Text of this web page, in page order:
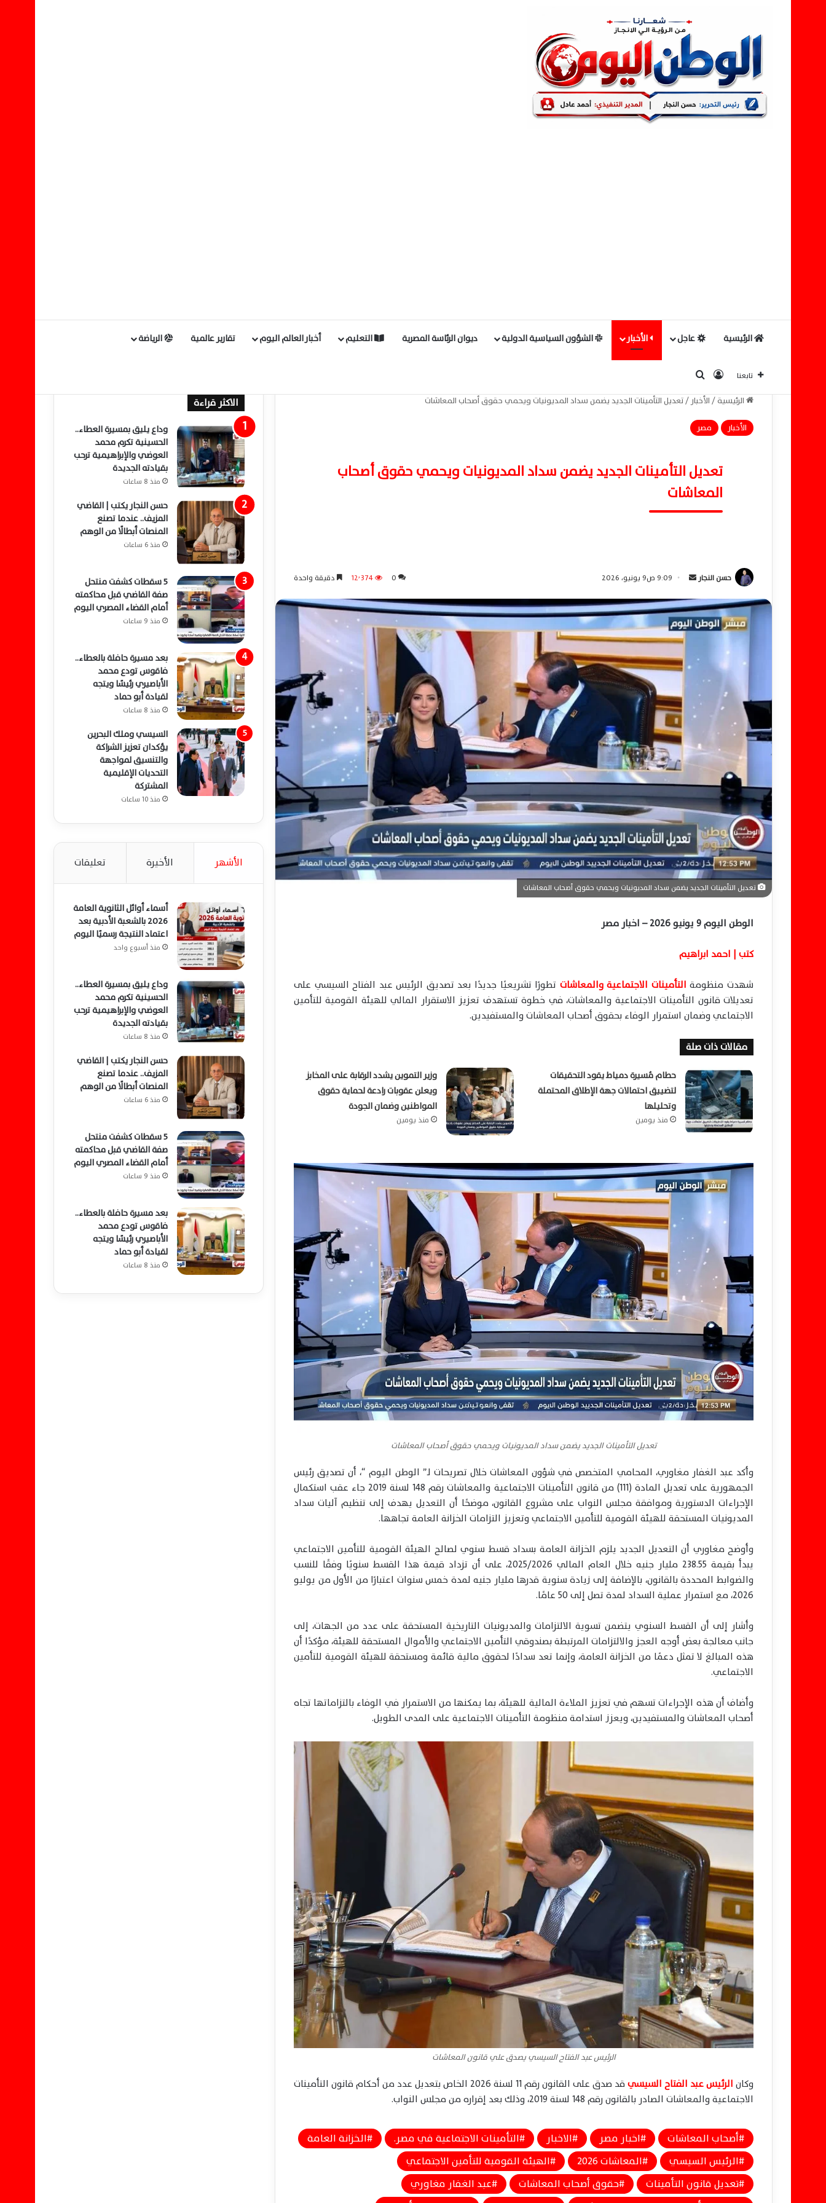
الرئيسية عاجل الأخبار الشؤون السياسية الدولية ديوان الرئاسة المصرية التعليم أخبار العالم اليوم تقارير عالمية الرياضة
تابعنا تسجيل الدخول
الرئيسية/الأخبار /تعديل التأمينات الجديد يضمن سداد المديونيات ويحمي حقوق أصحاب المعاشات
الأخبار
مصر
تعديل التأمينات الجديد يضمن سداد المديونيات ويحمي حقوق أصحاب
المعاشات
حسن النجار
س
ل
ي
ك
ت
و
ن
ي
ا
9:09 ص9 يونيو، 2026 0 12٬374 دقيقة واحدة
تعديل التأمينات الجديد يضمن سداد المديونيات ويحمي حقوق أصحاب المعاشات
الوطن اليوم 9 يونيو 2026 – اخبار مصر
كتب | احمد ابراهيم
شهدت منظومة التأمينات الاجتماعية والمعاشات تطورًا تشريعيًا جديدًا بعد تصديق الرئيس عبد الفتاح السيسي على
تعديلات قانون التأمينات الاجتماعية والمعاشات، في خطوة تستهدف تعزيز الاستقرار المالي للهيئة القومية للتأمين
الاجتماعي وضمان استمرار الوفاء بحقوق أصحاب المعاشات والمستفيدين.
مقالات ذات صلة
حطام مُسيرة دمياط يقود التحقيقات
لتضييق احتمالات جهة الإطلاق المحتملة
وتحليلها
منذ يومين
وزير التموين يشدد الرقابة على المخابز
ويعلن عقوبات رادعة لحماية حقوق
المواطنين وضمان الجودة
منذ يومين
تعديل التأمينات الجديد يضمن سداد المديونيات ويحمي حقوق أصحاب المعاشات
وأكد عبد الغفار مغاوري، المحامي المتخصص في شؤون المعاشات خلال تصريحات لـ” الوطن اليوم “، أن تصديق رئيس
الجمهورية على تعديل المادة (111) من قانون التأمينات الاجتماعية والمعاشات رقم 148 لسنة 2019 جاء عقب استكمال
الإجراءات الدستورية وموافقة مجلس النواب على مشروع القانون، موضحًا أن التعديل يهدف إلى تنظيم آليات سداد
المديونيات المستحقة للهيئة القومية للتأمين الاجتماعي وتعزيز التزامات الخزانة العامة تجاهها.
وأوضح مغاوري أن التعديل الجديد يلزم الخزانة العامة بسداد قسط سنوي لصالح الهيئة القومية للتأمين الاجتماعي
يبدأ بقيمة 238.55 مليار جنيه خلال العام المالي 2025/2026، على أن تزداد قيمة هذا القسط سنويًا وفقًا للنسب
والضوابط المحددة بالقانون، بالإضافة إلى زيادة سنوية قدرها مليار جنيه لمدة خمس سنوات اعتبارًا من الأول من يوليو
2026، مع استمرار عملية السداد لمدة تصل إلى 50 عامًا.
وأشار إلى أن القسط السنوي يتضمن تسوية الالتزامات والمديونيات التاريخية المستحقة على عدد من الجهات، إلى
جانب معالجة بعض أوجه العجز والالتزامات المرتبطة بصندوقي التأمين الاجتماعي والأموال المستحقة للهيئة، مؤكدًا أن
هذه المبالغ لا تمثل دعمًا من الخزانة العامة، وإنما تعد سدادًا لحقوق مالية قائمة ومستحقة للهيئة القومية للتأمين
الاجتماعي.
وأضاف أن هذه الإجراءات تسهم في تعزيز الملاءة المالية للهيئة، بما يمكنها من الاستمرار في الوفاء بالتزاماتها تجاه
أصحاب المعاشات والمستفيدين، ويعزز استدامة منظومة التأمينات الاجتماعية على المدى الطويل.
الرئيس عبد الفتاح السيسي يصدق علي قانون المعاشات
وكان الرئيس عبد الفتاح السيسي
قد صدق على القانون رقم 11 لسنة 2026 الخاص بتعديل عدد من أحكام قانون التأمينات
الاجتماعية والمعاشات الصادر بالقانون رقم 148 لسنة 2019، وذلك بعد إقراره من مجلس النواب.
أصحاب المعاشات اخبار مصر الاخبار التأمينات الاجتماعية في مصر.
الخزانة العامة
الرئيس السيسي
المعاشات 2026
الهيئة القومية للتأمين الاجتماعي
تعديل قانون التأمينات
حقوق أصحاب المعاشات
عبد الغفار مغاوري
الاكثر قراءة
وداع يليق بمسيرة العطاء..
الحسينية تكرم محمد
العوضي والإبراهيمية ترحب
بقيادته الجديدة
منذ 8 ساعات
حسن النجار يكتب | القاضي
المزيف.. عندما تصنع
المنصات أبطالًا من الوهم
منذ 6 ساعات
5 سقطات كشفت منتحل
صفة القاضي قبل محاكمته
أمام القضاء المصري اليوم
منذ 9 ساعات
بعد مسيرة حافلة بالعطاء..
فاقوس تودع محمد
الأباصيري رئيسًا ويتجه
لقيادة أبو حماد
منذ 8 ساعات
السيسي وملك البحرين
يؤكدان تعزيز الشراكة
والتنسيق لمواجهة
التحديات الإقليمية
المشتركة
منذ 10 ساعات
الأشهر الأخيرة تعليقات
أسماء أوائل الثانوية العامة
2026 بالشعبة الأدبية بعد
اعتماد النتيجة رسميًا اليوم
منذ أسبوع واحد
وداع يليق بمسيرة العطاء..
الحسينية تكرم محمد
العوضي والإبراهيمية ترحب
بقيادته الجديدة
منذ 8 ساعات
حسن النجار يكتب | القاضي
المزيف.. عندما تصنع
المنصات أبطالًا من الوهم
منذ 6 ساعات
5 سقطات كشفت منتحل
صفة القاضي قبل محاكمته
أمام القضاء المصري اليوم
منذ 9 ساعات
بعد مسيرة حافلة بالعطاء..
فاقوس تودع محمد
الأباصيري رئيسًا ويتجه
لقيادة أبو حماد
منذ 8 ساعات